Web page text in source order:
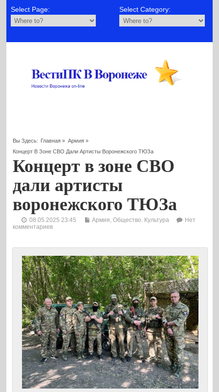
Select Page: Select Category:
Вы Здесь: Главная » Армия»
Концерт В Зоне СВО Дали Артисты Воронежского ТЮЗа
Концерт в зоне СВО
дали артисты
воронежского ТЮЗа
08.05.2025 23:45 Армия ,Общество. Культура
Нет
комментариев